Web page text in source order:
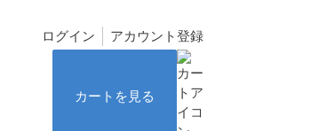
ログイン アカウント登録
カートを見る